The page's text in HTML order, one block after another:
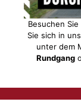
Besuchen
Sie sich in
unter dem
Rundgang